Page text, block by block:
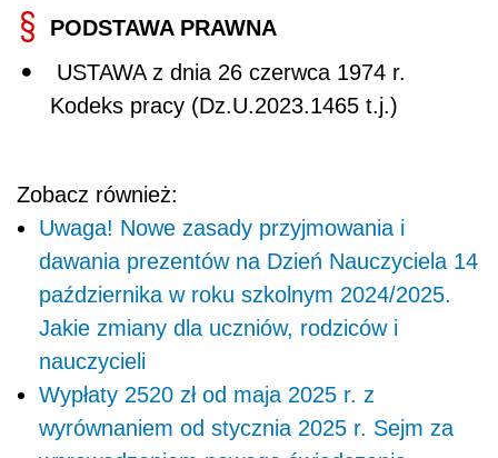
ź
PODSTAWA PRAWNA
Kodeks pracy (Dz.U.2023.1465 t.j.)
Zobacz również:
Uwaga! Nowe zasady przyjmowania i
dawania prezentów na Dzień Nauczyciela 14
października w roku szkolnym 2024/2025.
Jakie zmiany dla uczniów, rodziców i
nauczycieli